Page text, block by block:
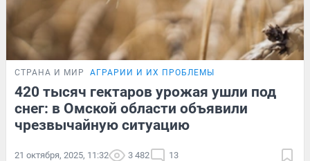
СТРАНА И МИР АГРАРИИ И ИХ ПРОБЛЕМЫ
420 тысяч гектаров урожая ушли под
снег: в Омской области объявили
чрезвычайную ситуацию
21 октября, 2025, 11:32 3 482 13